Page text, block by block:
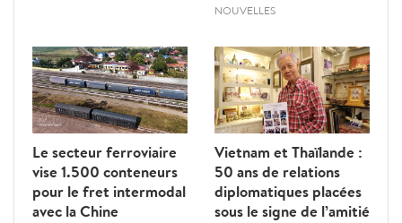
NOUVELLES
Le secteur ferroviaire
vise 1.500 conteneurs
pour le fret intermodal
avec la Chine
Vietnam et Thaïlande :
50 ans de relations
diplomatiques placées
sous le signe de l’amitié